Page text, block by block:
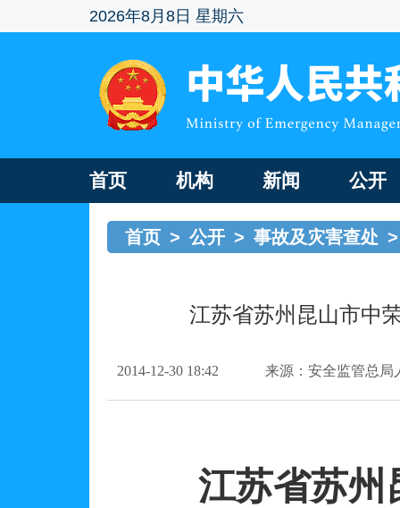
2026年8月8日 星期六
首页 机构 新闻 公开
首页 > 公开 > 事故及灾害查处 >
江苏省苏州昆山市中
2014-12-30 18:42 来源：安全监管总局
江苏省苏州